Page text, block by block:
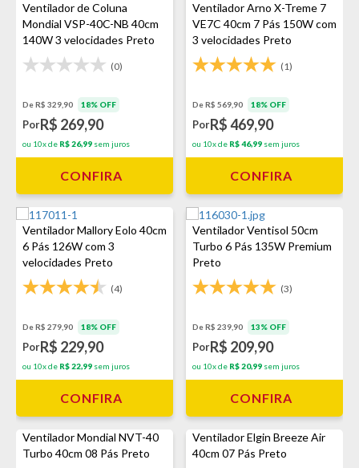
Ventilador de Coluna
Mondial VSP-40C-NB 40cm
140W 3 velocidades Preto
(0)
De R$ 329,90 18% OFF
PorR$ 269,90
ou 10x de R$ 26,99 sem juros
CONFIRA
Ventilador Arno X-Treme 7
VE7C 40cm 7 Pás 150W com
3 velocidades Preto
(1)
De R$ 569,90 18% OFF
PorR$ 469,90
ou 10x de R$ 46,99 sem juros
CONFIRA
Ventilador Mallory Eolo 40cm
6 Pás 126W com 3
velocidades Preto
(4)
De R$ 279,90 18% OFF
PorR$ 229,90
ou 10x de R$ 22,99 sem juros
CONFIRA
Ventilador Ventisol 50cm
Turbo 6 Pás 135W Premium
Preto
(3)
De R$ 239,90 13% OFF
PorR$ 209,90
ou 10x de R$ 20,99 sem juros
CONFIRA
Ventilador Mondial NVT-40
Turbo 40cm 08 Pás Preto
Ventilador Elgin Breeze Air
40cm 07 Pás Preto